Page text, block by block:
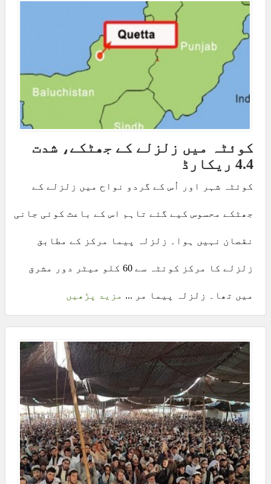
کوئٹہ میں زلزلے کے جھٹکے، شدت
4.4 ریکارڈ
کوئٹہ شہر اور اُس کے گردو نواح میں زلزلے کے
جھٹکے محسوس کیے گئے تاہم اس کے باعث کوئی جانی
نقصان نہیں ہوا۔ زلزلہ پیما مرکز کے مطابق
زلزلے کا مرکز کوئٹہ سے 60 کلو میٹر دور مشرق
میں تھا۔ زلزلہ پیما مر ... مزید پڑھیں